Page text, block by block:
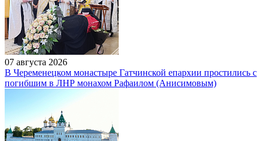
07 августа 2026
В Череменецком монастыре Гатчинской епархии простились с
погибшим в ЛНР монахом Рафаилом (Анисимовым)